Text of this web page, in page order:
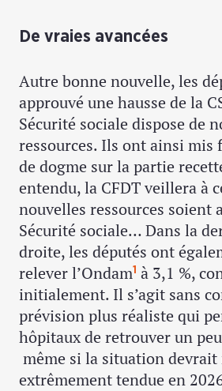
De vraies avancées
Autre bonne nouvelle, les
approuvé une hausse de la
Sécurité sociale dispose de
ressources. Ils ont ainsi mis
de dogme sur la partie
entendu, la CFDT veillera à
nouvelles ressources soient
Sécurité sociale… Dans la
droite, les députés ont
relever l’Ondam1 à 3,1 %,
initialement. Il s’agit sans
prévision plus réaliste qui
hôpitaux de retrouver un
même si la situation devrait
extrêmement tendue en